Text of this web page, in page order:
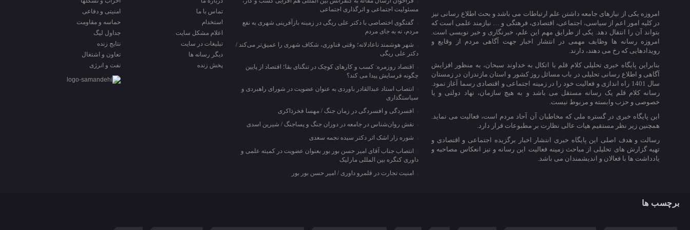
امروزه یکی از نیازهای جامعه داشتن علم ارتباطات می باشد و بحث اطلاع رسانی نیز
در کلیه امور اعم از سیاسی، اجتماعی، اقتصادی، فرهتگی و … نیازمند علمی است که
بتواند آن را انتقال دهد. یکی از طرایق مهم این علم، خبرنگاری و خبر نویسی است.
امروزه رسانه ها وظایف مهمی در انتشار اخبار جهت آگاهی مردم از وقایع و
رویدادهایی که رخ می دهند، دارند.
بنابراین پایگاه خبری تحلیلی کلام قلم با اتکال به خداوند سبحان، به منظور افزایش
آگاهی و اطلاع رسانی تحلیلی در باب مسائل روز کشور و استان مازندران در زمستان
سال 1401 راه اندازی و فعالیت خود را در زمینه اجتماعی و اقتصادی رسما آغاز نمود.
رسانه کلام قلم یک رسانه مستقل می باشد و به هیچ سازمان، نهاد دولتی و یا
خصوصی و حزب وابسته و مربوط نیست.
این پایگاه خبری در گستره ملی که مخاطبان آن آحاد مردم است، فعالیت می نماید.
همچنین زیر نظر مستقیم هیات عالی نظارت بر مطبوعات قرار دارد.
رسالت و هدف اصلی این پایگاه خبری انتشار اخبار برگزیده اجتماعی و اقتصادی و
تهیه گزارش های تحلیلی از مباحث زمینه فعالیت این رسانه و نیز انعکاس مصاحبه و
یادداشت ها با فعالان و اندیشمندان می باشد.
مسئولیت اجتماعی و اثرگذاری اجتماعی
گفتگوی اختصاصی با دکتر علی ریگی در زمینه بازآفرینی شهری به نفع
مردم، نه به جای مردم
شهر هوشمند ناعادلانه؛ وقتی فناوری، شکاف شهری را عمیق‌تر می‌کند /
دکتر علی ریگی
اقتصاد روزمره: کسب‌ و کارهای کوچک در تنگنای بقا؛ اقتصاد از پایین
چگونه فرسایش پیدا می کند؟
انتصاب استاد عبدالقادر باوردی به عنوان عضویت در شورای راهبردی و
سیاستگذاری
افسردگی و افسردگی در زمان جنگ / مهسا فخرذاکری
نقش روان‌شناس در جامعه در دوران جنگ و پساجنگ / شیرین اسدی
شوره زار اشک اثر دکتر سیده نجمه سعدی
انتصاب جناب آقای امیر حسن بور بور بعنوان عضویت در کمیته علمی و
داوری کنگره بین المللی مارلیک
امنیت تجارت در قلمرو داوری / امیر حسن بور بور
تماس با ما
استخدام
اعلام مشکل سایت
تبلیغات در سایت
ديگر رسانه ها
پخش زنده
امنیتی و دفاعی
حماسه و مقاومت
جداول لیگ
نتایج زنده
تعاون و اشتغال
نفت و انرژی
برچسب ها